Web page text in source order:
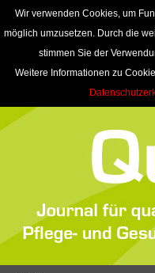
Wir verwenden Cookies, um
möglich umzusetzen. Durch die
stimmen Sie der
Weitere Informationen zu